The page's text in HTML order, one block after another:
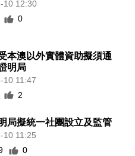
10 12:30
0
本澳以外實體資助擬須通
明局
10 11:47
2
局擬統一社團設立及監管
10 11:25
0